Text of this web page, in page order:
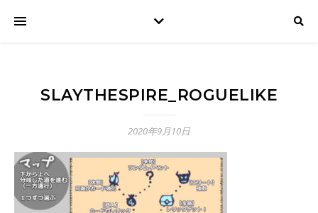
SLAYTHESPIRE_ROGUELIKE
2020年9月10日